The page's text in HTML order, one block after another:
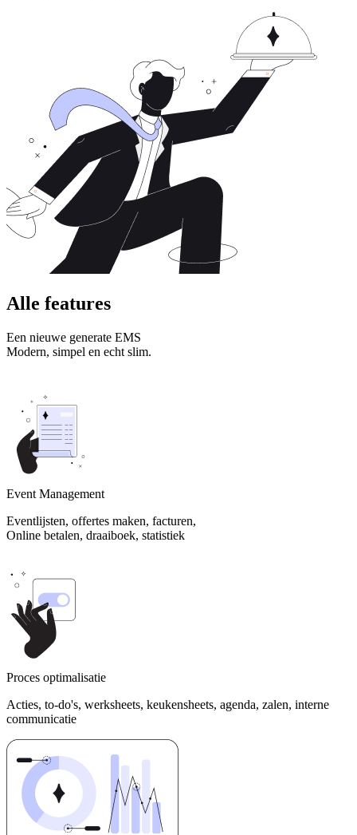
Alle features
Een nieuwe generate EMS
Modern, simpel en echt slim.
Event Management
Eventlijsten, offertes maken, facturen,
Online betalen, draaiboek, statistiek
Proces optimalisatie
Acties, to-do's, werksheets, keukensheets, agenda, zalen, interne
communicatie